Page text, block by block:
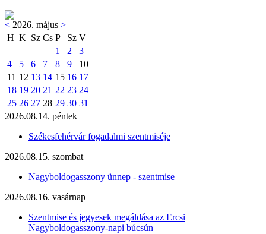
< 2026. május >
H K Sz Cs P Sz V
1
2
3
4
5 6 7 8 9
10
11 12 13 14 15 16 17
18 19 20 21 22 23 24
25 26 27 28 29 30 31
2026.08.14. péntek
Székesfehérvár fogadalmi szentmiséje
2026.08.15. szombat
Nagyboldogasszony ünnep - szentmise
2026.08.16. vasárnap
Szentmise és jegyesek megáldása az Ercsi
Nagyboldogasszony-napi búcsún